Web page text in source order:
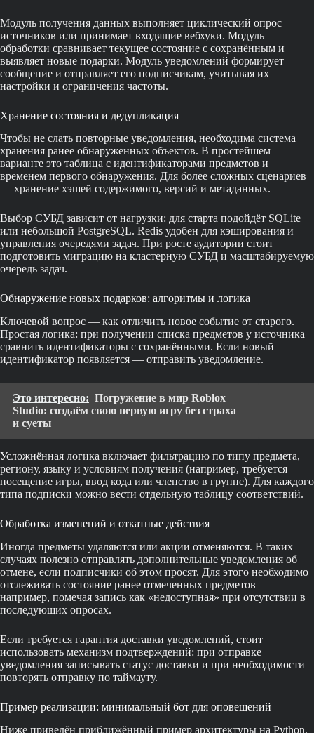
Модуль получения данных выполняет циклический опрос
источников или принимает входящие вебхуки. Модуль
обработки сравнивает текущее состояние с сохранённым и
выявляет новые подарки. Модуль уведомлений формирует
сообщение и отправляет его подписчикам, учитывая их
настройки и ограничения частоты.
Хранение состояния и дедупликация
Чтобы не слать повторные уведомления, необходима система
хранения ранее обнаруженных объектов. В простейшем
варианте это таблица с идентификаторами предметов и
временем первого обнаружения. Для более сложных сценариев
— хранение хэшей содержимого, версий и метаданных.
Выбор СУБД зависит от нагрузки: для старта подойдёт SQLite
или небольшой PostgreSQL. Redis удобен для кэширования и
управления очередями задач. При росте аудитории стоит
подготовить миграцию на кластерную СУБД и масштабируемую
очередь задач.
Обнаружение новых подарков: алгоритмы и логика
Ключевой вопрос — как отличить новое событие от старого.
Простая логика: при получении списка предметов у источника
сравнить идентификаторы с сохранёнными. Если новый
идентификатор появляется — отправить уведомление.
Это интересно: Погружение в мир Roblox
Studio: создаём свою первую игру без страха
и суеты
Усложнённая логика включает фильтрацию по типу предмета,
региону, языку и условиям получения (например, требуется
посещение игры, ввод кода или членство в группе). Для каждого
типа подписки можно вести отдельную таблицу соответствий.
Обработка изменений и откатные действия
Иногда предметы удаляются или акции отменяются. В таких
случаях полезно отправлять дополнительные уведомления об
отмене, если подписчики об этом просят. Для этого необходимо
отслеживать состояние ранее отмеченных предметов —
например, помечая запись как «недоступная» при отсутствии в
последующих опросах.
Если требуется гарантия доставки уведомлений, стоит
использовать механизм подтверждений: при отправке
уведомления записывать статус доставки и при необходимости
повторять отправку по таймауту.
Пример реализации: минимальный бот для оповещений
Ниже приведён приближённый пример архитектуры на Python.